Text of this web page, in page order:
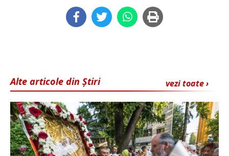
vezi toate ›
Alte articole din Știri